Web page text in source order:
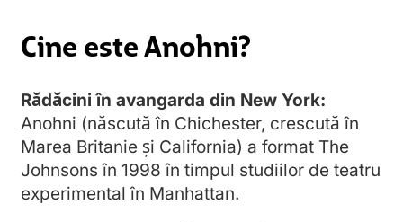
Cine este Anohni?
Rădăcini în avangarda din New York:
Anohni (născută în Chichester, crescută în
Marea Britanie și California) a format The
Johnsons în 1998 în timpul studiilor de teatru
experimental în Manhattan.